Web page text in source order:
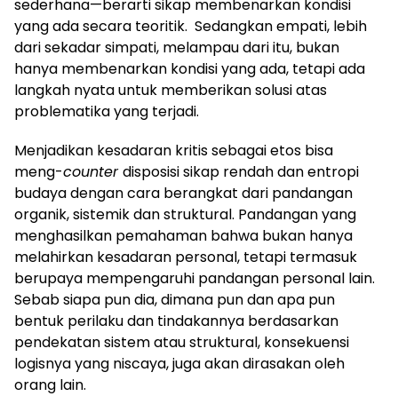
sederhana—berarti sikap membenarkan kondisi
yang ada secara teoritik. Sedangkan empati, lebih
dari sekadar simpati, melampau dari itu, bukan
hanya membenarkan kondisi yang ada, tetapi ada
langkah nyata untuk memberikan solusi atas
problematika yang terjadi.
Menjadikan kesadaran kritis sebagai etos bisa
meng-counterdisposisi sikap rendah dan entropi
budaya dengan cara berangkat dari pandangan
organik, sistemik dan struktural. Pandangan yang
menghasilkan pemahaman bahwa bukan hanya
melahirkan kesadaran personal, tetapi termasuk
berupaya mempengaruhi pandangan personal lain.
Sebab siapa pun dia, dimana pun dan apa pun
bentuk perilaku dan tindakannya berdasarkan
pendekatan sistem atau struktural, konsekuensi
logisnya yang niscaya, juga akan dirasakan oleh
orang lain.